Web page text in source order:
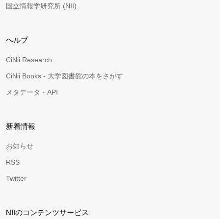
国立情報学研究所 (NII)
ヘルプ
CiNii Research
CiNii Books - 大学図書館の本をさがす
メタデータ・API
新着情報
お知らせ
RSS
Twitter
NIIのコンテンツサービス